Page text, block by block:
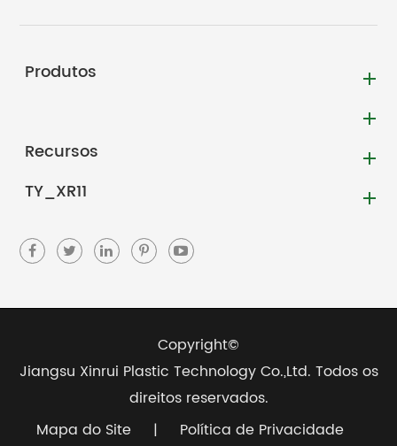
Produtos
Recursos
TY_XR11
Copyright©
Jiangsu Xinrui Plastic Technology Co.,Ltd. Todos os
direitos reservados.
Mapa do Site
| Política de Privacidade